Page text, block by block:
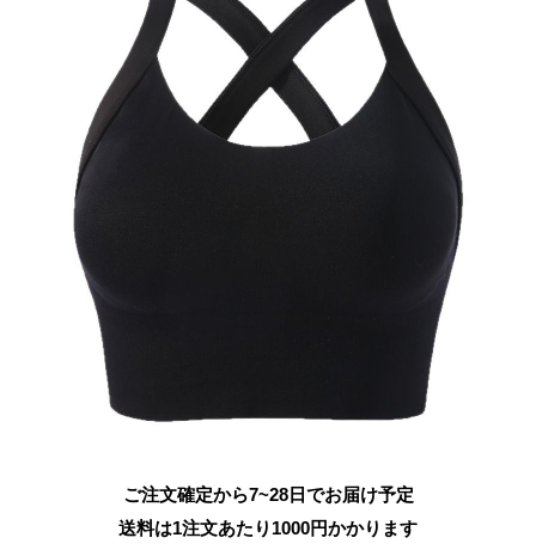
ご注文確定から7~28日でお届け予定
送料は1注文あたり 1000円かかります